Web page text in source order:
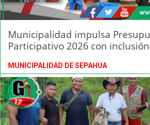
Municipalidad impulsa
Participativo 2026 con
MUNICIPALIDAD DE SEPAHUA